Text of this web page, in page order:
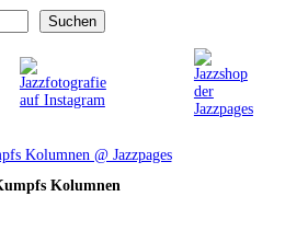
Suchen
Kolumnen